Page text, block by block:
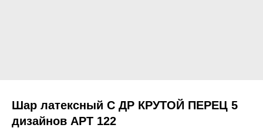
Шар латексный С ДР КРУТОЙ ПЕРЕЦ 5
дизайнов АРТ 122